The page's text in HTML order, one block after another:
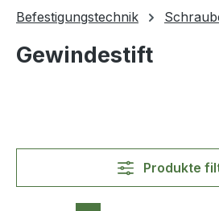
Befestigungstechnik
Gewindestift
Produkte